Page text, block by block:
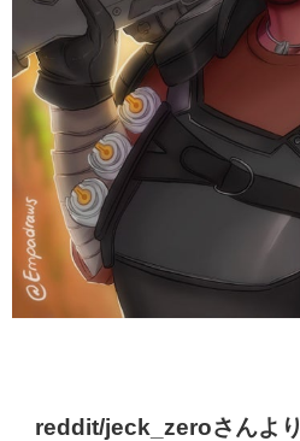
reddit/jeck_zeroさんより